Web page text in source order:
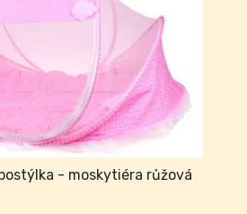
- moskytiéra růžová